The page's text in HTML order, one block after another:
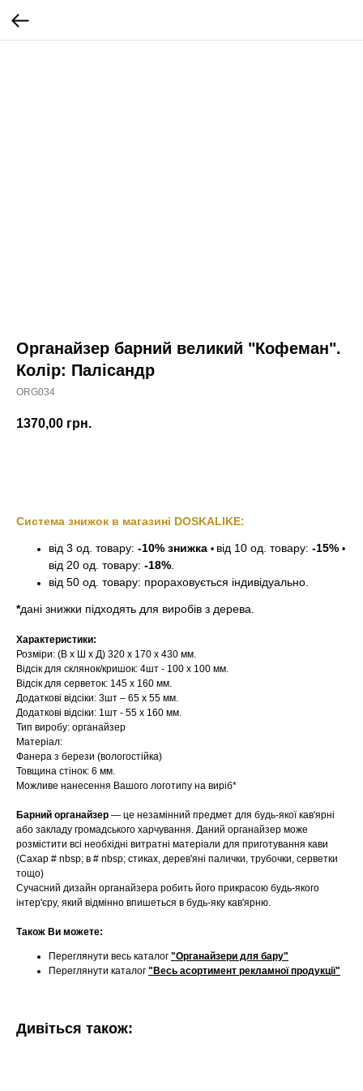
Органайзер барний великий "Кофеман".
Колір: Палісандр
ORG034
1370,00 грн.
Система знижок в магазині DOSKALIKE:
від 3 од. товару: -10% знижка • від 10 од. товару: -15% •
від 20 од. товару: -18%.
від 50 од. товару: прораховується індивідуально.
*дані знижки підходять для виробів з дерева.
Характеристики:
Розміри: (В х Ш х Д) 320 х 170 х 430 мм.
Відсік для склянок/кришок: 4шт - 100 х 100 мм.
Відсік для серветок: 145 х 160 мм.
Додаткові відсіки: 3шт – 65 х 55 мм.
Додаткові відсіки: 1шт - 55 х 160 мм.
Тип виробу: органайзер
Матеріал:
Фанера з берези (вологостійка)
Товщина стінок: 6 мм.
Можливе нанесення Вашого логотипу на виріб*
Барний органайзер — це незамінний предмет для будь-якої кав'ярні
або закладу громадського харчування. Даний органайзер може
розмістити всі необхідні витратні матеріали для приготування кави
(Сахар # nbsp; в # nbsp; стиках, дерев'яні палички, трубочки, серветки
тощо)
Сучасний дизайн органайзера робить його прикрасою будь-якого
інтер'єру, який відмінно впишеться в будь-яку кав'ярню.
Також Ви можете:
Переглянути весь каталог "Органайзери для бару"
Переглянути каталог "Весь асортимент рекламної продукції"
Дивіться також: